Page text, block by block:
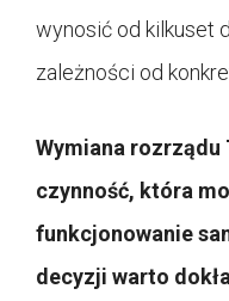
wynosić od kilkuset
zależności od
Wymiana rozrządu
czynność, która
funkcjonowanie
decyzji warto